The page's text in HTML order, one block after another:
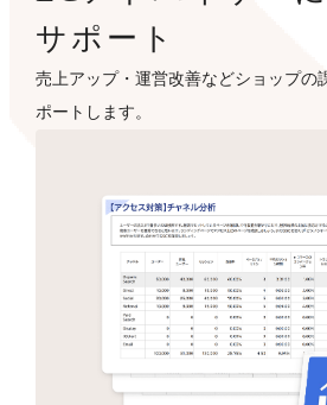
サポート
売上アップ・運営改善などショップの
ポートします。